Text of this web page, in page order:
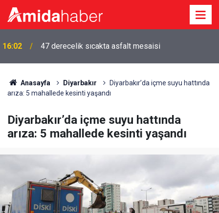
16:02 47 derecelik sıcakta asfalt mesaisi
Anasayfa Diyarbakır
Diyarbakır’da içme suyu hattında
arıza: 5 mahallede kesinti yaşandı
Diyarbakır’da içme suyu hattında
arıza: 5 mahallede kesinti yaşandı